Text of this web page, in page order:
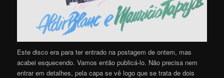
Este disco era para ter entrado na postagem de ontem, mas
acabei esquecendo. Vamos então publicá-lo. Não precisa nem
entrar em detalhes, pela capa se vê logo que se trata de dois